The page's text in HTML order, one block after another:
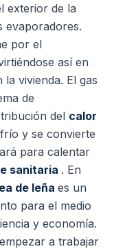
exterior de la
evaporadores.
por el
así en
la vivienda. El gas
de
del calor
y se convierte
para calentar
sanitaria . En
de leña es un
para el medio
y economía.
a trabajar